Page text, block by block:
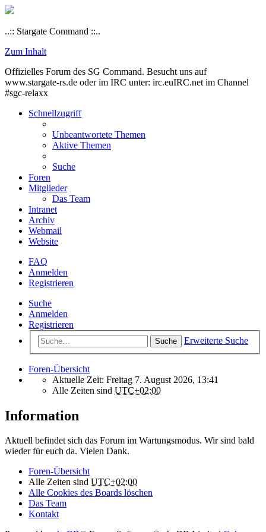
..:: Stargate Command ::..
Zum Inhalt
Offizielles Forum des SG Command. Besucht uns auf
www.stargate-rs.de oder im IRC unter: irc.euIRC.net im Channel
#sgc-relaxx
Schnellzugriff
Unbeantwortete Themen
Aktive Themen
Suche
Foren
Mitglieder
Das Team
Intranet
Archiv
Webmail
Website
FAQ
Anmelden
Registrieren
Suche
Anmelden
Registrieren
Suche Erweiterte Suche
Foren-Übersicht
Aktuelle Zeit: Freitag 7. August 2026, 13:41
Alle Zeiten sind UTC+02:00
Information
Aktuell befindet sich das Forum im Wartungsmodus. Wir sind bald
wieder für euch da. Vielen Dank.
Foren-Übersicht
Alle Zeiten sind UTC+02:00
Alle Cookies des Boards löschen
Das Team
Kontakt